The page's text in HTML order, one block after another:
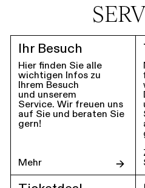
Ihr Besuch
Hier finden Sie alle
wichtigen Infos zu
Ihrem Besuch
und unserem
Service. Wir freuen uns
auf Sie und beraten Sie
gern!
Mehr